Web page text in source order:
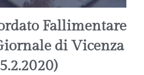
Fallimentare
di Vicenza